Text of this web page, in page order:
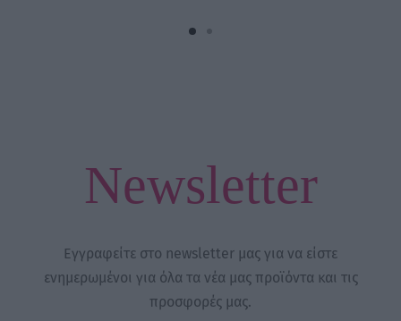
Newsletter
Εγγραφείτε στο newsletter μας για να είστε
ενημερωμένοι για όλα τα νέα μας προϊόντα και τις
προσφορές μας.